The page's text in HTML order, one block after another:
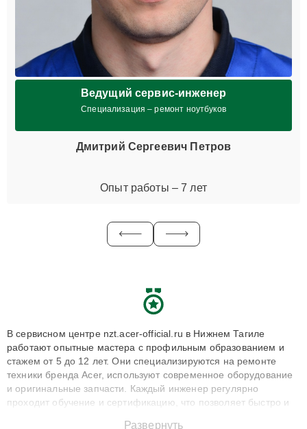
Ведущий сервис-инженер
Специализация – ремонт ноутбуков
Дмитрий Сергеевич Петров
Опыт работы – 7 лет
В сервисном центре nzt.acer-official.ru в Нижнем Тагиле
работают опытные мастера с профильным образованием и
стажем от 5 до 12 лет. Они специализируются на ремонте
техники бренда Acer, используют современное оборудование
и оригинальные запчасти. Каждый инженер регулярно
проходит обучение и сертификацию, что позволяет быстро и
Развернуть